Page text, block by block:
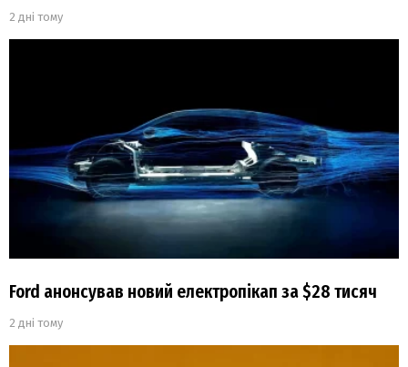
2 дні тому
Ford анонсував новий електропікап за $28 тисяч
2 дні тому